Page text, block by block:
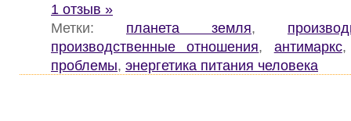
1 отзыв »
Метки: планета земля,
производственные отношения, антимаркс
проблемы, энергетика питания человека